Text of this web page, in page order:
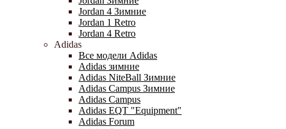
Jordan 4 Зимние
Jordan 1 Retro
Jordan 4 Retro
Adidas
Все модели Adidas
Adidas зимние
Adidas NiteBall Зимние
Adidas Campus Зимние
Adidas Campus
Adidas EQT "Equipment"
Adidas Forum